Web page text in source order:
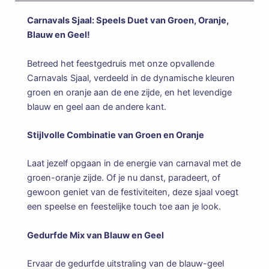
Carnavals Sjaal: Speels Duet van Groen, Oranje,
Blauw en Geel!
Betreed het feestgedruis met onze opvallende
Carnavals Sjaal, verdeeld in de dynamische kleuren
groen en oranje aan de ene zijde, en het levendige
blauw en geel aan de andere kant.
Stijlvolle Combinatie van Groen en Oranje
Laat jezelf opgaan in de energie van carnaval met de
groen-oranje zijde. Of je nu danst, paradeert, of
gewoon geniet van de festiviteiten, deze sjaal voegt
een speelse en feestelijke touch toe aan je look.
Gedurfde Mix van Blauw en Geel
Ervaar de gedurfde uitstraling van de blauw-geel